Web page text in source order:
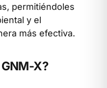
permitiéndoles
y el
más efectiva.
X?